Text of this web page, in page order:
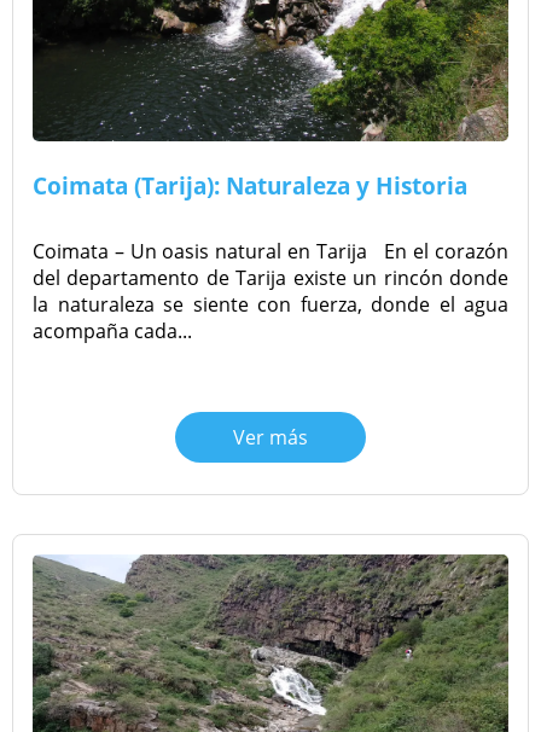
Coimata (Tarija): Naturaleza y Historia
Coimata – Un oasis natural en Tarija En el corazón
del departamento de Tarija existe un rincón donde
la naturaleza se siente con fuerza, donde el agua
acompaña cada...
Ver más